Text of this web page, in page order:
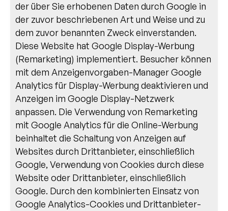
der über Sie erhobenen Daten durch Google in
der zuvor beschriebenen Art und Weise und zu
dem zuvor benannten Zweck einverstanden.
Diese Website hat Google Display-Werbung
(Remarketing) implementiert. Besucher können
mit dem Anzeigenvorgaben-Manager Google
Analytics für Display-Werbung deaktivieren und
Anzeigen im Google Display-Netzwerk
anpassen. Die Verwendung von Remarketing
mit Google Analytics für die Online-Werbung
beinhaltet die Schaltung von Anzeigen auf
Websites durch Drittanbieter, einschließlich
Google, Verwendung von Cookies durch diese
Website oder Drittanbieter, einschließlich
Google. Durch den kombinierten Einsatz von
Google Analytics-Cookies und Drittanbieter-